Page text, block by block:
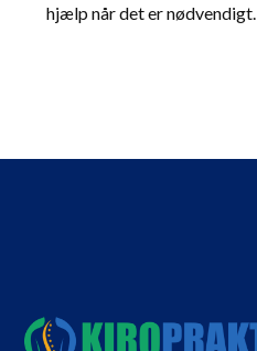
hjælp når det er nødvendigt.